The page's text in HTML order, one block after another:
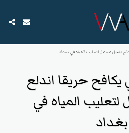
داخل معمل لتعليب المياه في بغداد
يكافح حريقا اندلع
المياه في
بغداد